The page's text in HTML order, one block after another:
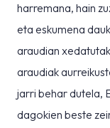
harremana, hain
eta eskumena
araudian
araudiak
jarri behar dutela,
dagokien beste